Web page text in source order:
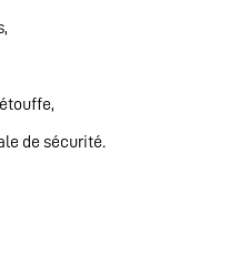
de sécurité.